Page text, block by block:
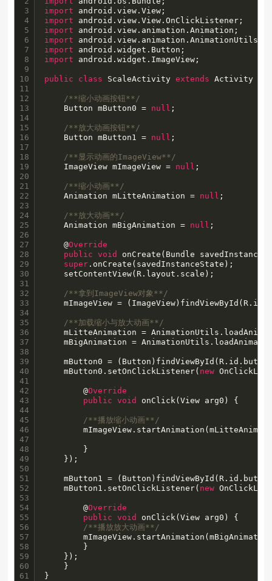
3
4
5
6
7
8
9
10
11
12
13
14
15
16
17
18
19
20
21
22
23
24
25
26
27
28
29
30
31
32
33
34
35
36
37
38
39
40
41
42
43
44
45
46
47
48
49
50
51
52
53
54
55
56
57
58
59
60
61
import
import
import
import
import
import android.widget.ImageView;
public class ScaleActivity extends Activity {
/**缩小动画按钮**/
    Button mButton0 =
null ;
/**放大动画按钮**/
    Button mButton1 =
null ;
/**显示动画的ImageView**/
    ImageView mImageView =
null ;
/**缩小动画**/
    Animation mLitteAnimation =
null ;
/**放大动画**/
    Animation mBigAnimation =
null ;
    @
Override
public
void
onCreate(Bundle
super .onCreate(savedInstanceState);
/**拿到ImageView对象**/
	mImageView = (ImageView)findViewById(R.id.imageView);
/**加载缩小与放大动画**/
mLitteAnimation =
mBigAnimation =
	mButton0 = (Button)findViewById(R.id.button0);
	mButton0.setOnClickListener(
new
	    @
Override
public
void onClick(View arg0) {
/**播放缩小动画**/
		mImageView.startAnimation(mLitteAnimation);
	mButton1 = (Button)findViewById(R.id.button1);
	mButton1.setOnClickListener(
new
	    @
Override
public
void
onClick(View arg0) {
/**播放放大动画**/
		mImageView.startAnimation(mBigAnimation);
    }
}